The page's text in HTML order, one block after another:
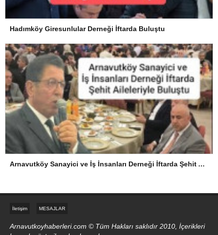
Hadımköy Giresunlular Derneği İftarda Buluştu
Arnavutköy Sanayici ve İş İnsanları Derneği İftarda Şehit Aileleriyle Buluştu
İletişim MESAJLAR
Arnavutkoyhaberleri.com © Tüm Hakları saklıdır 2010, İçerikleri